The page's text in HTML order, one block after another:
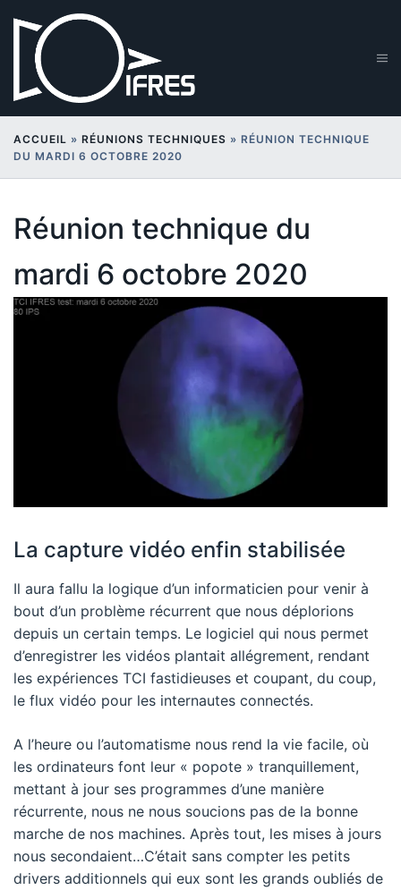
contenu
ACCUEIL » RÉUNIONS TECHNIQUES » RÉUNION TECHNIQUE
DU MARDI 6 OCTOBRE 2020
Réunion technique du
mardi 6 octobre 2020
La capture vidéo enfin stabilisée
Il aura fallu la logique d’un informaticien pour venir à
bout d’un problème récurrent que nous déplorions
depuis un certain temps. Le logiciel qui nous permet
d’enregistrer les vidéos plantait allégrement, rendant
les expériences TCI fastidieuses et coupant, du coup,
le flux vidéo pour les internautes connectés.
A l’heure ou l’automatisme nous rend la vie facile, où
les ordinateurs font leur « popote » tranquillement,
mettant à jour ses programmes d’une manière
récurrente, nous ne nous soucions pas de la bonne
marche de nos machines. Après tout, les mises à jours
nous secondaient…C’était sans compter les petits
drivers additionnels qui eux sont les grands oubliés de